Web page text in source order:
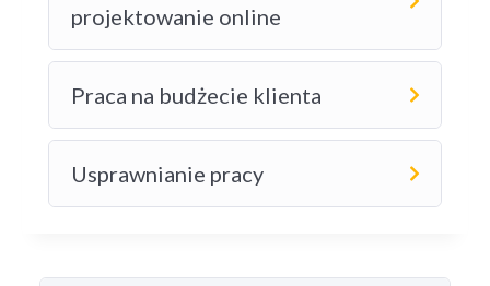
projektowanie online
Praca na budżecie klienta
Usprawnianie pracy